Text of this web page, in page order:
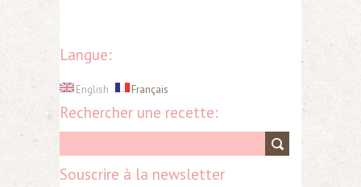
Langue:
English Français
Rechercher une recette:
Souscrire à la newsletter